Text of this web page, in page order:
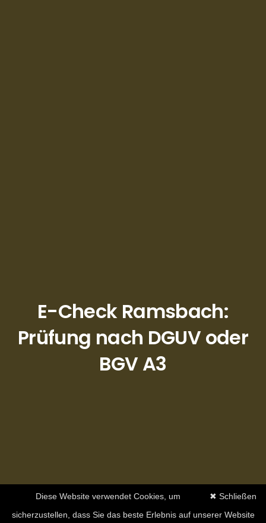
E-Check Ramsbach:
Prüfung nach DGUV oder
BGV A3
✖ Schließen
Diese Website verwendet Cookies, um
sicherzustellen, dass Sie das beste Erlebnis auf unserer Website